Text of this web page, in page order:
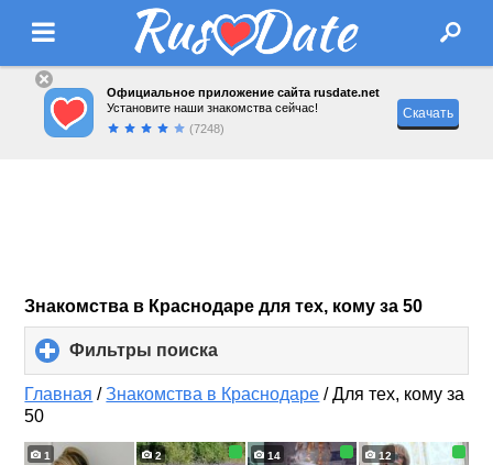
Официальное приложение сайта rusdate.net
Установите наши знакомства сейчас!
(7248)
Скачать
Знакомства в Краснодаре для тех, кому за 50
Фильтры поиска
to
expand
Главная /Знакомства в Краснодаре /Для тех, кому за
50
1 2 14 12